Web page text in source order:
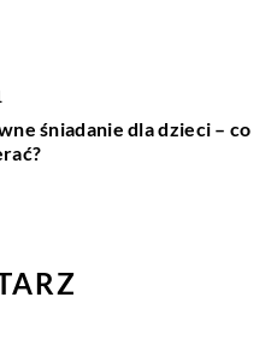
śniadanie dla dzieci – co